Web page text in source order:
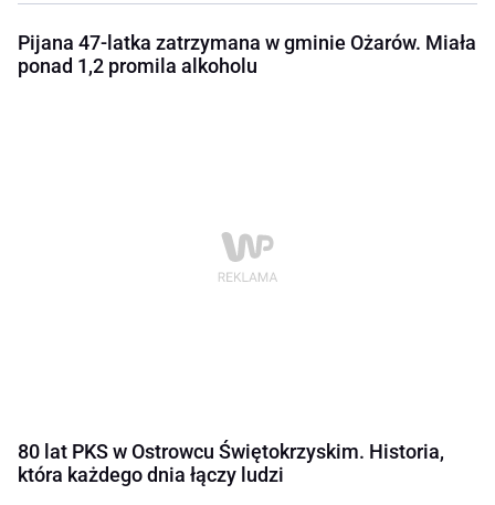
Pijana 47-latka zatrzymana w gminie Ożarów. Miała
ponad 1,2 promila alkoholu
80 lat PKS w Ostrowcu Świętokrzyskim. Historia,
która każdego dnia łączy ludzi